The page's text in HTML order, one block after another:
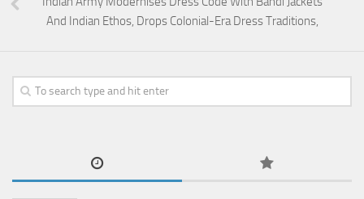
And Indian Ethos, Drops Colonial-Era Dress Traditions,